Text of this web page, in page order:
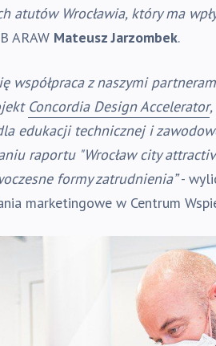
atutów Wrocławia, który ma
ARAW Mateusz Jarzombek.
współpraca z naszymi
Concordia Design Accelerator
edukacji technicznej i
raportu "Wrocław city
formy zatrudnienia”-
marketingowe w Centrum